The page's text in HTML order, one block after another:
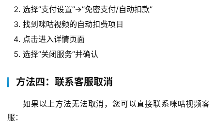
选择”支付设置”->”免密支付/自动扣款”
找到咪咕视频的自动扣费项目
点击进入详情页面
选择”关闭服务”并确认
方法四：联系客服取消
如果以上方法无法取消，您可以直接联系咪咕视频客
服：